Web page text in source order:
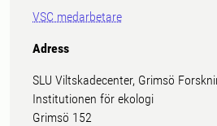
VSC medarbetare
Adress
SLU Viltskadecenter, Grimsö
Institutionen för ekologi
Grimsö 152